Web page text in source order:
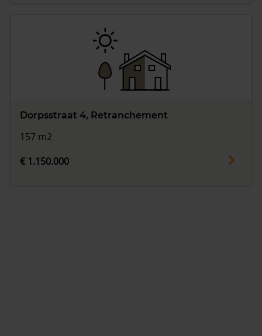
Dorpsstraat 4, Retranchement
157 m2
€ 1.150.000